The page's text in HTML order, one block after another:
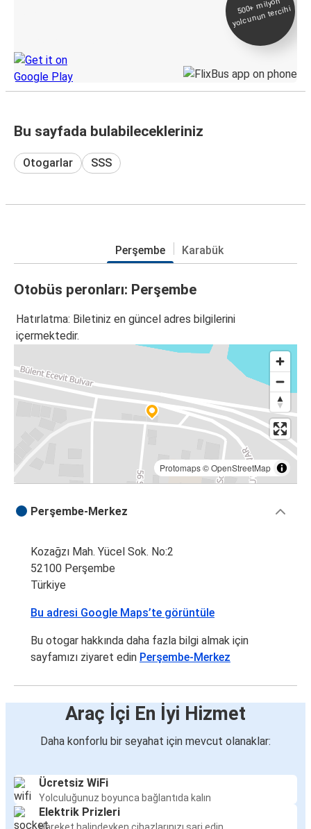
500+
milyon
yolcunun tercihi
Bu sayfada bulabilecekleriniz
Otogarlar SSS
Perşembe Karabük
Otobüs peronları: Perşembe
Hatırlatma: Biletiniz en güncel adres bilgilerini
içermektedir.
Protomaps©OpenStreetMap
Perşembe-Merkez
Kozağzı Mah. Yücel Sok. No:2
52100 Perşembe
Türkiye
Bu adresi Google Maps’te görüntüle
Bu otogar hakkında daha fazla bilgi almak için
sayfamızı ziyaret edin Perşembe-Merkez
Araç İçi En İyi Hizmet
Daha konforlu bir seyahat için mevcut olanaklar:
Ücretsiz WiFi
Yolculuğunuz boyunca bağlantıda kalın
Elektrik Prizleri